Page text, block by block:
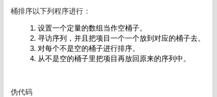
桶排序以下列程序进行：
设置一个定量的数组当作空桶子。
寻访序列，并且把项目一个一个放到对应的桶子去。
对每个不是空的桶子进行排序。
从不是空的桶子里把项目再放回原来的序列中。
伪代码